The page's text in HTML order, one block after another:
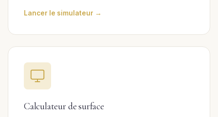
Lancer le simulateur →
Calculateur de surface